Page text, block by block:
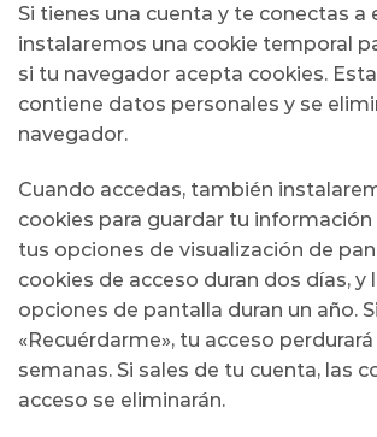
Si tienes una cuenta y te conectas a
instalaremos una cookie temporal
si tu navegador acepta cookies.
contiene datos personales y se
navegador.
Cuando accedas, también
cookies para guardar tu información
tus opciones de visualización de
cookies de acceso duran dos días, y
opciones de pantalla duran un año.
«Recuérdarme», tu acceso
semanas. Si sales de tu cuenta, las
acceso se eliminarán.